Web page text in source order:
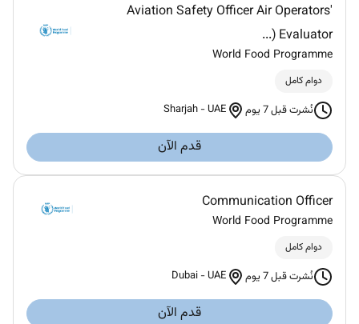
Aviation Safety Officer Air Operators'
Evaluator (...
World Food Programme
دوام كامل
نُشرت قبل 7 يوم Sharjah -UAE
قدم الآن
Communication Officer
World Food Programme
دوام كامل
نُشرت قبل 7 يوم Dubai -UAE
قدم الآن